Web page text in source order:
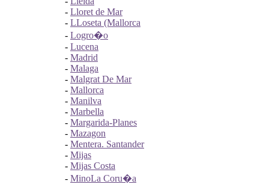
- Lloret de Mar
- LLoseta (Mallorca
- Logro�o
- Lucena
- Madrid
- Malaga
- Malgrat De Mar
- Mallorca
- Manilva
- Marbella
- Margarida-Planes
- Mazagon
- Mentera. Santander
- Mijas
- Mijas Costa
- MinoLa Coru�a